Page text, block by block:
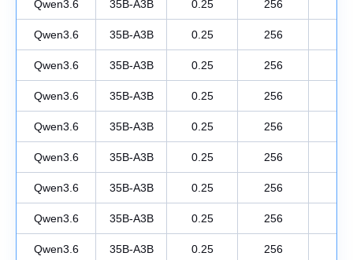
Qwen3.6 35B-A3B 0.25 256
Qwen3.6 35B-A3B 0.25 256
Qwen3.6 35B-A3B 0.25 256
Qwen3.6 35B-A3B 0.25 256
Qwen3.6 35B-A3B 0.25 256
Qwen3.6 35B-A3B 0.25 256
Qwen3.6 35B-A3B 0.25 256
Qwen3.6 35B-A3B 0.25 256
Qwen3.6 35B-A3B 0.25 256